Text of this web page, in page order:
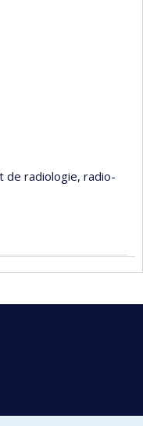
de radiologie, radio-